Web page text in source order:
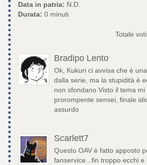
Data in patria: N.D.
Durata: 0 minuti
Totale
Bradipo Lento
Ok, Kukuri ci avvisa che è
dalla serie, ma la stupidità è
non sfondano.Visto il tema
prorompente sensei, finale
assurdo
Scarlett7
Questo OAV è fatto apposto
fanservice...fin troppo ecchi e